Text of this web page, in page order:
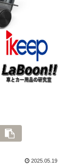
2025.05.19